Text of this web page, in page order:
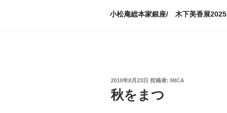
小松庵総本家銀座/ 木下美香展2025
投
稿
日:
2010年8月23日 投稿者: MICA
秋をまつ